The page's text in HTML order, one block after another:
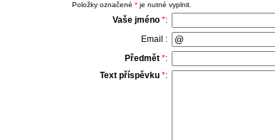
Položky označené *je nutné vyplnit.
Vaše jméno *:
Email :
Předmět *:
Text příspěvku *: